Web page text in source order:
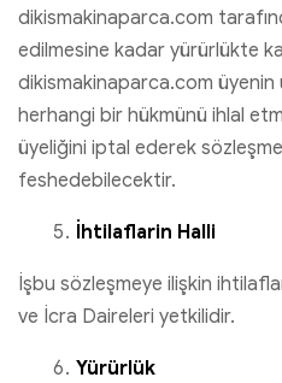
dikismakinaparca.com
edilmesine kadar yürürlükte
dikismakinaparca.com üyenin
herhangi bir hükmünü ihlal
üyeliğini iptal ederek
feshedebilecektir.
İhtilaflarin Halli
İşbu sözleşmeye ilişkin
ve İcra Daireleri yetkilidir.
Yürürlük